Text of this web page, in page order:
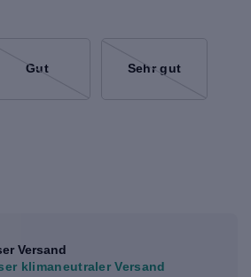
Gut Sehr gut
Versand
klimaneutraler Versand